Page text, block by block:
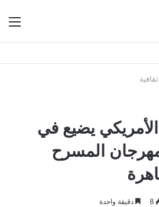
يضيع في
المسرح
8 دقيقة واحدة